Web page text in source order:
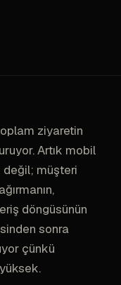
ziyaretin
Artık mobil
değil; müşteri
döngüsünün
sonra
çünkü